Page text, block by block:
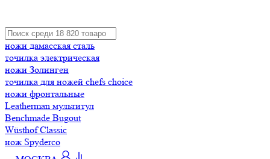
ножи дамасская сталь
точилка электрическая
ножи Золинген
точилка для ножей chefs choice
ножи фронтальные
Leatherman мультитул
Benchmade Bugout
Wüsthof Classic
нож Spyderco